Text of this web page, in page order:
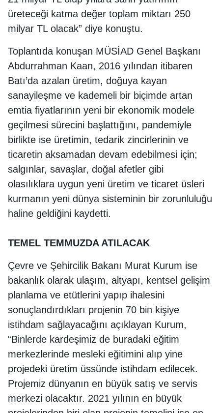
üreteceği katma değer toplam miktarı 250
milyar TL olacak” diye konuştu.
Toplantıda konuşan MÜSİAD Genel Başkanı
Abdurrahman Kaan, 2016 yılından itibaren
Batı’da azalan üretim, doğuya kayan
sanayileşme ve kademeli bir biçimde artan
emtia fiyatlarının yeni bir ekonomik modele
geçilmesi sürecini başlattığını, pandemiyle
birlikte ise üretimin, tedarik zincirlerinin ve
ticaretin aksamadan devam edebilmesi için;
salgınlar, savaşlar, doğal afetler gibi
olasılıklara uygun yeni üretim ve ticaret üsleri
kurmanın yeni dünya sisteminin bir zorunluluğu
haline geldiğini kaydetti.
TEMEL TEMMUZDA ATILACAK
Çevre ve Şehircilik Bakanı Murat Kurum ise
bakanlık olarak ulaşım, altyapı, kentsel gelişim
planlama ve etütlerini yapıp ihalesini
sonuçlandırdıkları projenin 70 bin kişiye
istihdam sağlayacağını açıklayan Kurum,
“Binlerde kardeşimiz de buradaki eğitim
merkezlerinde mesleki eğitimini alıp yine
projedeki üretim üssünde istihdam edilecek.
Projemiz dünyanın en büyük satış ve servis
merkezi olacaktır. 2021 yılının en büyük